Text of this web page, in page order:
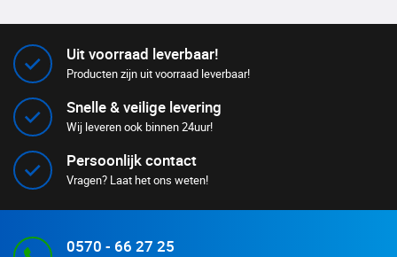
Uit voorraad leverbaar!
Producten zijn uit voorraad leverbaar!
Snelle & veilige levering
Wij leveren ook binnen 24uur!
Persoonlijk contact
Vragen? Laat het ons weten!
0570 - 66 27 25